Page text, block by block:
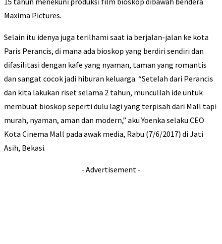
Maxima Pictures.
Selain itu idenya juga terilhami saat ia berjalan-jalan ke kota
Paris Perancis, di mana ada bioskop yang berdiri sendiri dan
difasilitasi dengan kafe yang nyaman, taman yang romantis
dan sangat cocok jadi hiburan keluarga. “Setelah dari Perancis
dan kita lakukan riset selama 2 tahun, muncullah ide untuk
membuat bioskop seperti dulu lagi yang terpisah dari Mall tapi
murah, nyaman, aman dan modern,” aku Yoenka selaku CEO
Kota Cinema Mall pada awak media, Rabu (7/6/2017) di Jati
Asih, Bekasi.
- Advertisement -